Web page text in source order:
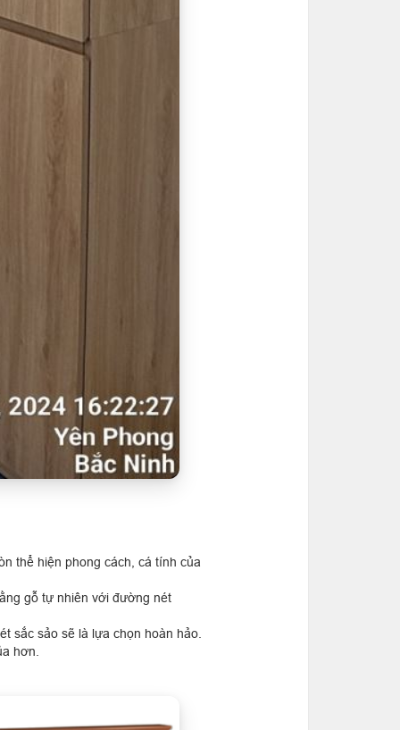
thể hiện phong cách, cá tính của
gỗ tự nhiên với đường nét
sắc sảo sẽ là lựa chọn hoàn hảo.
hơn.